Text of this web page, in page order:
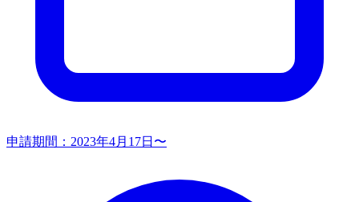
申請期間： 2023年4月17日〜